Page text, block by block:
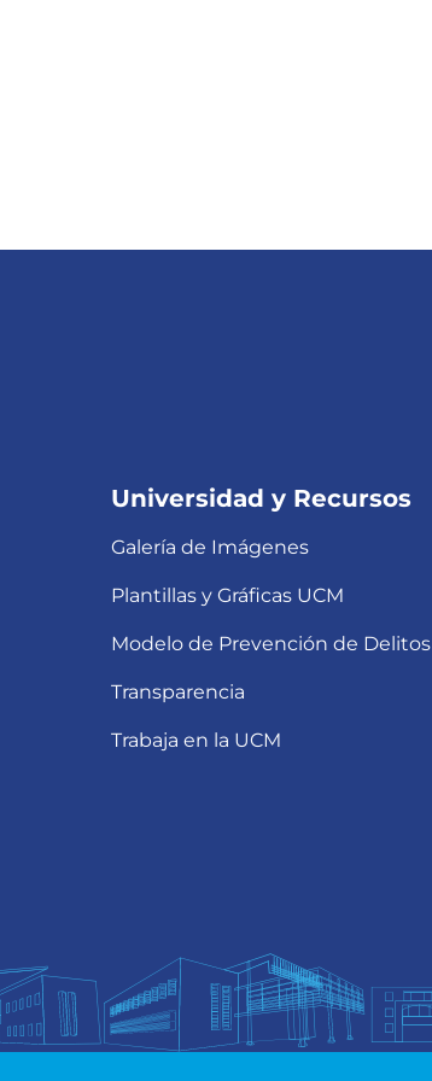
Universidad y Recursos
Galería de Imágenes
Plantillas y Gráficas UCM
Modelo de Prevención de Delitos
Transparencia
Trabaja en la UCM